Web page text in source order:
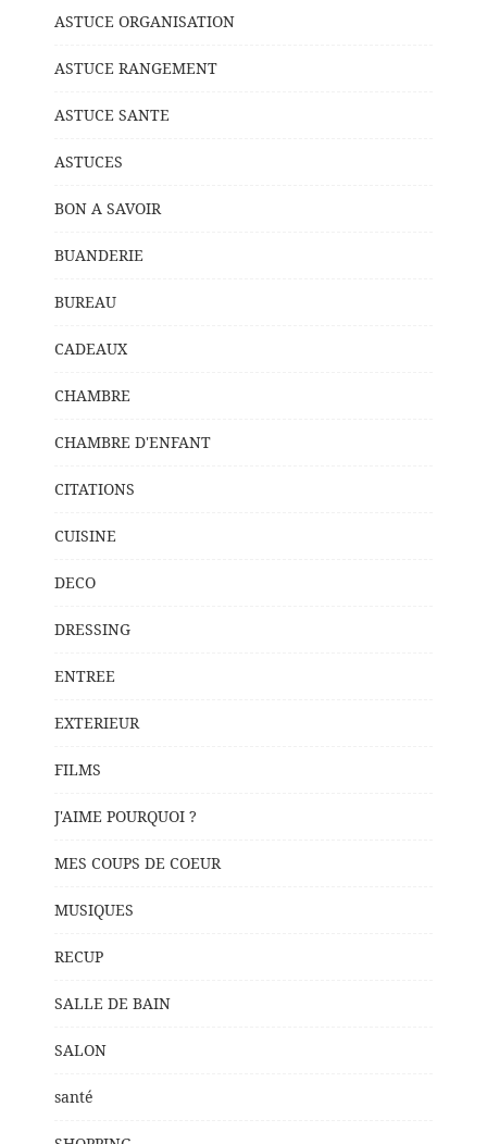
ASTUCE ORGANISATION
ASTUCE RANGEMENT
ASTUCE SANTE
ASTUCES
BON A SAVOIR
BUANDERIE
BUREAU
CADEAUX
CHAMBRE
CHAMBRE D'ENFANT
CITATIONS
CUISINE
DECO
DRESSING
ENTREE
EXTERIEUR
FILMS
J'AIME POURQUOI ?
MES COUPS DE COEUR
MUSIQUES
RECUP
SALLE DE BAIN
SALON
santé